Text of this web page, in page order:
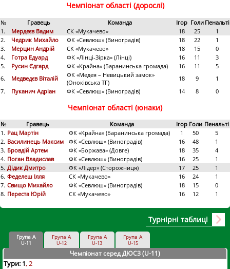
Чемпіонат області (дорослі)
№ Гравець Команда Ігор Голи Пенальті
1.
Мердєєв Вадим СК «Мукачево» 18 25
1
2.
Чедрик Михайло ФК «Севлюш» (Виноградів) 18 22
1
3.
Мерцин Андрій СК «Мукачево» 18 15
0
4.
Готра Едуард ФК «Лінці-Зірка» (Лінці) 16 11
3
5.
Русин Єдгард ФК «Крайна» (Баранинська громада) 16 11
5
6.
Медведєв Віталій
ФК «Медея – Невицький замок»
(Оноківська ТГ)
18 9
1
7.
Пуканич Адріан ФК «Севлюш» (Виноградів) 14 8 0
Чемпіонат області (юнаки)
№ Гравець Команда Ігор Голи Пенальті
1. Рац Мартін ФК «Крайна» (Баранинська громада) 1 50
5
2. Василинець Максим ФК «Севлюш» (Виноградів) 16 48
1
3. Бровдій Артем ФК «Боржава» (Довге) 18 35
4
4. Поган Владислав ФК «Севлюш» (Виноградів) 16 25
1
5. Дідик Дмитро ФК «Лідер» (Сторожниця) 17 25
1
6. Феделеш Ілля СК «Мукачево» 16 24
1
7. Свищо Михайло ФК «Севлюш» (Виноградів) 18 15
0
8. Переста Юрій СК «Мукачево» 16 12 1
Турнірні таблиці
Група А
U-11
Група А
U-12
Група А
U-13
Група А
U-15
Чемпіонат серед ДЮСЗ (U-11)
Тури: 1 2